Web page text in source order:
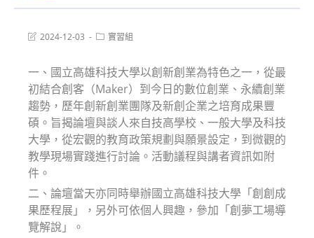
Post2024-12-03
Post實習組
一、國立高雄科技大學以創新創業為特色之一，從最
初結合創客（Maker）到今日的數位創業、永續創業
趨勢，歷年創新創業團隊及新創企業之培育成果豐
碩。旨揭論壇與談人來自技高學校、一般大學及科技
大學，從宏觀的教育政策規劃與願景設定，到微觀的
教學現場實踐進行討論。活動議程與講者資訊如附
件。
二、論壇當天亦同時舉辦國立高雄科技大學「創創成
果歷程展」，另外可依個人興趣，參加「創夢工場導
覽解說」。